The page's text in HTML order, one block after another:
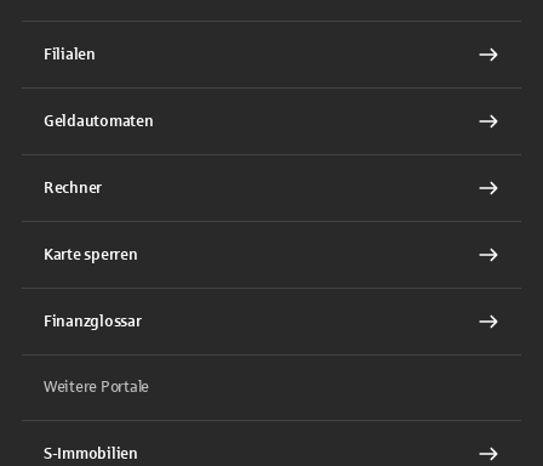
Filialen
Geldautomaten
Rechner
Karte sperren
Finanzglossar
Weitere Portale
S-Immobilien